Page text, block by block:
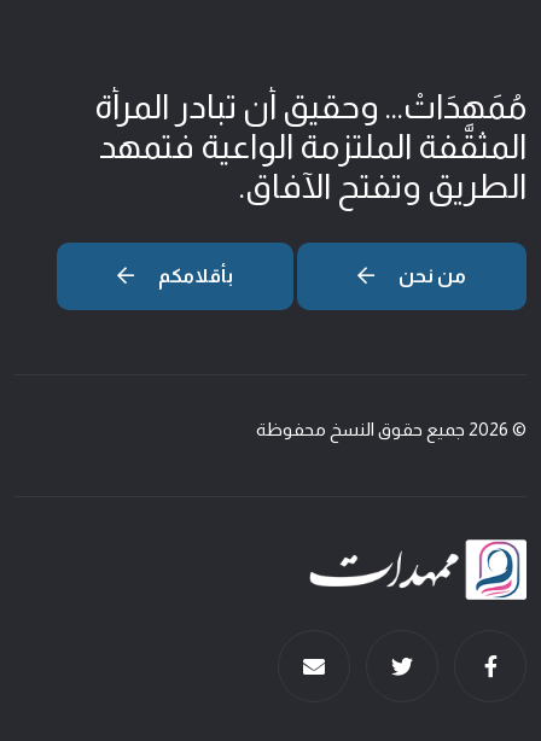
مُمَهِدَاتْ... وحقيق أن تبادر المرأة
المثقّفة الملتزمة الواعية فتمهد
الطريق وتفتح الآفاق.
من نحن بأقلامكم
© 2026 جميع حقوق النسخ محفوظة